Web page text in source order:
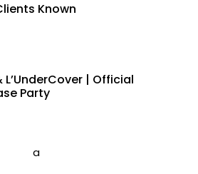
Known
L’UnderCover | Official
Party